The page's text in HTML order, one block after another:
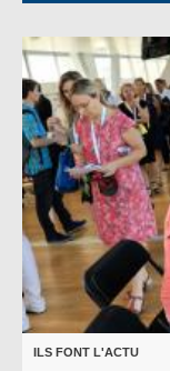
ILS FONT L'ACTU